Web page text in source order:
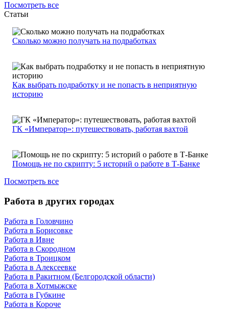
Посмотреть все
Статьи
Сколько можно получать на подработках
Как выбрать подработку и не попасть в неприятную
историю
ГК «Император»: путешествовать, работая вахтой
Помощь не по скрипту: 5 историй о работе в Т-Банке
Посмотреть все
Работа в других городах
Работа в Головчино
Работа в Борисовке
Работа в Ивне
Работа в Скородном
Работа в Троицком
Работа в Алексеевке
Работа в Ракитном (Белгородской области)
Работа в Хотмыжске
Работа в Губкине
Работа в Короче